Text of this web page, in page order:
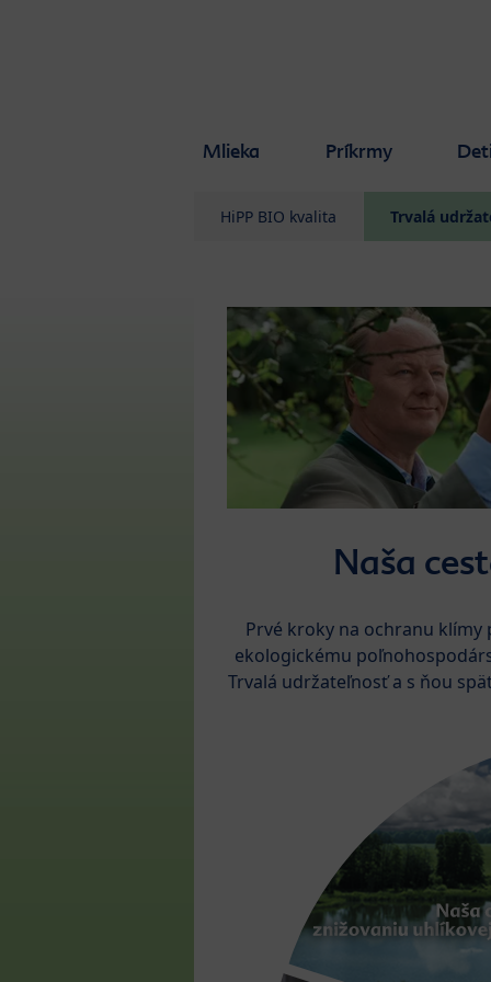
Mlieka Príkrmy
HiPP BIO kvalita Trvalá
Naša
Prvé kroky na ochranu klímy
ekologickému
Trvalá udržateľnosť a s ňou